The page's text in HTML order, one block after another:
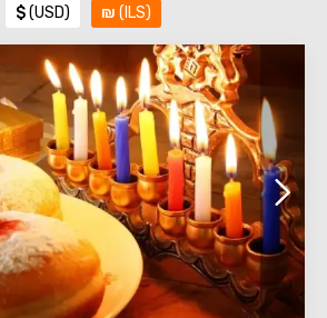
$(USD) ₪ (ILS)